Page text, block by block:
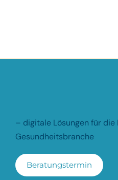
– digitale Lösungen für die
Gesundheitsbranche
Beratungstermin